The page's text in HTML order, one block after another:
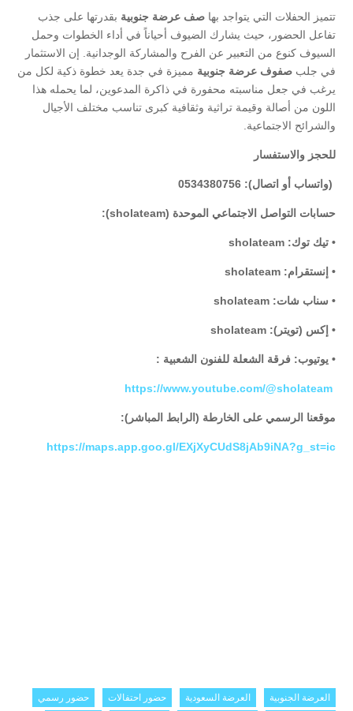
​تتميز الحفلات التي يتواجد بها صف عرضة جنوبية بقدرتها على جذب
تفاعل الحضور، حيث يشارك الضيوف أحياناً في أداء الخطوات وحمل
السيوف كنوع من التعبير عن الفرح والمشاركة الوجدانية. إن الاستثمار
في جلب صفوف عرضة جنوبية مميزة في جدة يعد خطوة ذكية لكل من
يرغب في جعل مناسبته محفورة في ذاكرة المدعوين، لما يحمله هذا
اللون من أصالة وقيمة تراثية وثقافية كبرى تناسب مختلف الأجيال
والشرائح الاجتماعية.
للحجز والاستفسار
(واتساب أو اتصال): 0534380756
حسابات التواصل الاجتماعي الموحدة (sholateam):
• تيك توك: sholateam
• إنستقرام: sholateam
• سناب شات: sholateam
• إكس (تويتر): sholateam
• يوتيوب: فرقة الشعلة للفنون الشعبية :
https://www.youtube.com/@sholateam
موقعنا الرسمي على الخارطة (الرابط المباشر):
https://maps.app.goo.gl/EXjXyCUdS8jAb9iNA?g_st=ic
العرضة الجنوبية العرضة السعودية حضور احتفالات
حضور رسمي